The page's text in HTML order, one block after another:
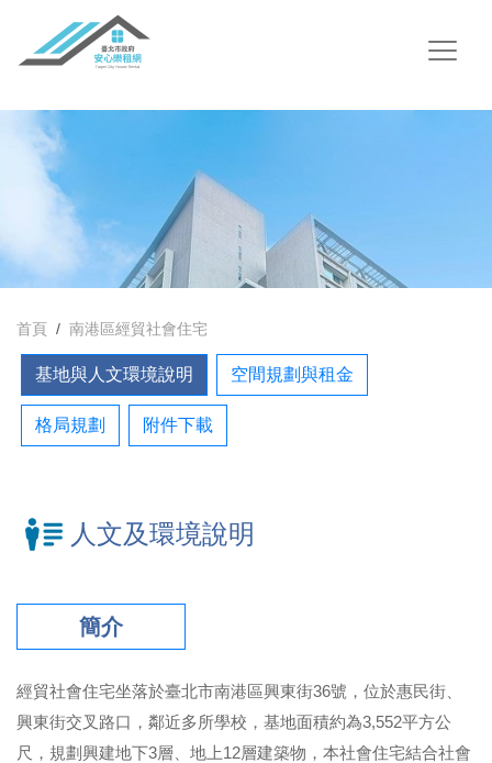
首頁 南港區經貿社會住宅
基地與人文環境說明 空間規劃與租金
格局規劃 附件下載
人文及環境說明
簡介
經貿社會住宅坐落於臺北市南港區興東街36號，位於惠民街、
興東街交叉路口，鄰近多所學校，基地面積約為3,552平方公
尺，規劃興建地下3層、地上12層建築物，本社會住宅結合社會